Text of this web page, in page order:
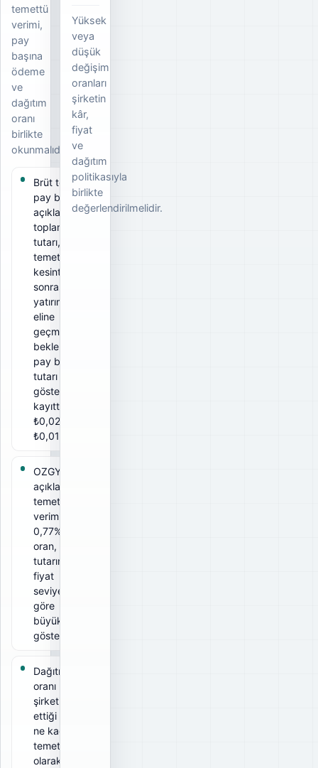
temettü
verimi,
pay
başına
ödeme
ve
dağıtım
oranı
birlikte
okunmalıdır.
Brüt temettü
pay başına
açıklanan
toplam
tutarı, net
temettü ise
kesintiler
sonrası
yatırımcının
eline
geçmesi
beklenen
pay başına
tutarı
gösterir. Bu
kayıtta brüt
₺0,02, net
₺0,0168.
OZGYO için
açıklanan
temettü
verimi
0,77%. Bu
oran, ödeme
tutarının ilgili
fiyat
seviyesine
göre
büyüklüğünü
gösterir.
Dağıtım
oranı 2%;
şirketin elde
ettiği kârın
ne kadarını
temettü
olarak
Yüksek
veya
düşük
değişim
oranları
şirketin
kâr,
fiyat
ve
dağıtım
politikasıyla
birlikte
değerlendirilmelidir.